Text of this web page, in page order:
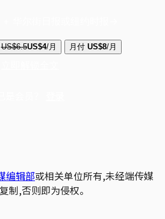
US$6.5US$4/月 月付 US$8/月
编辑部或相关单位所有,未经端传媒
制,否则即为侵权。